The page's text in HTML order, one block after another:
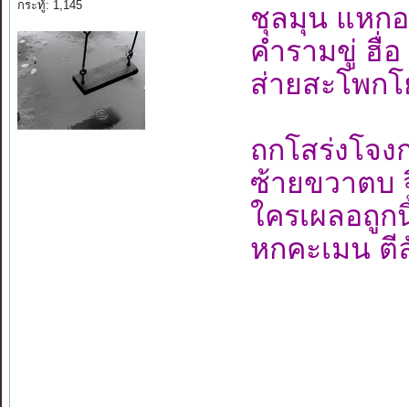
กระทู้: 1,145
ชุลมุน แหก
คำรามขู่ ฮื่อ
ส่ายสะโพก
ถกโสร่งโจง
ซ้ายขวาตบ
ใครเผลอถู
หกคะเมน ตี